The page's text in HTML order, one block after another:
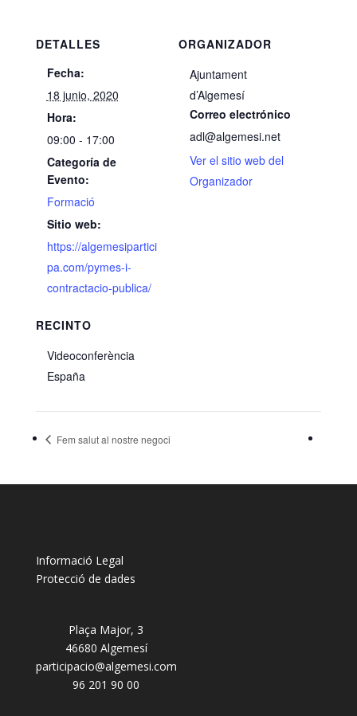
DETALLES
Fecha:
18 junio, 2020
Hora:
09:00 - 17:00
Categoría de
Evento:
Formació
Sitio web:
https://algemesipartici
pa.com/pymes-i-
contractacio-publica/
RECINTO
Videoconferència
España
ORGANIZADOR
Ajuntament
d’Algemesí
Correo electrónico
adl@algemesi.net
Ver el sitio web del
Organizador
Fem salut al nostre negoci
Informació Legal
Protecció de dades
Plaça Major, 3
46680 Algemesí
participacio@algemesi.com
96 201 90 00